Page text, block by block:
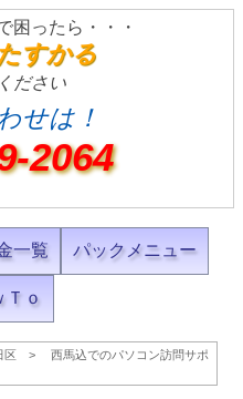
困ったら・・・
すかる
ださい
せは！
2064
一覧 パックメニュー
Ｔｏ
区
西馬込でのパソコン訪問サポ